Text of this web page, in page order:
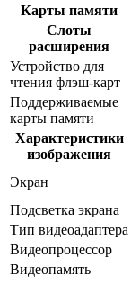
Карты памяти
Слоты
расширения
Устройство для
чтения флэш-карт
Поддерживаемые
карты памяти
Характеристики
изображения
Экран
Подсветка экрана
Тип видеоадаптера
Видеопроцессор
Видеопамять